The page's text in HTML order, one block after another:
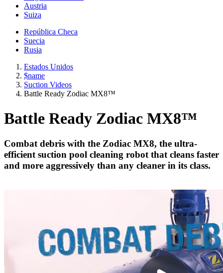
Austria
Suiza
República Checa
Suecia
Rusia
Estados Unidos
$name
Suction Videos
Battle Ready Zodiac MX8™
Battle Ready Zodiac MX8™
Combat debris with the Zodiac MX8, the ultra-
efficient suction pool cleaning robot that cleans faster
and more aggressively than any cleaner in its class.